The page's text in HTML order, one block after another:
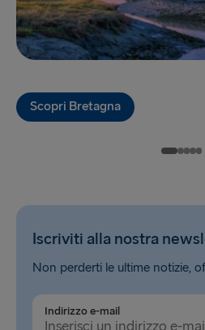
Hook of Holland → Harwich
Karlskrona → Gdynia
Kiel → Gothenburg
Trelleborg → Rostock
Travemünde → Liepāja
Scopri Bretagna
Iscriviti alla nostra
Non perderti le ultime notizie,
Indirizzo e-mail